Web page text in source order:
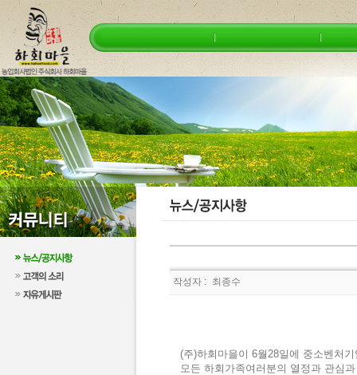
작성자 : 최종수
(주)하회마을이 6월28일에 중소벤처
모든 하회가족여러분의 열정과 관심